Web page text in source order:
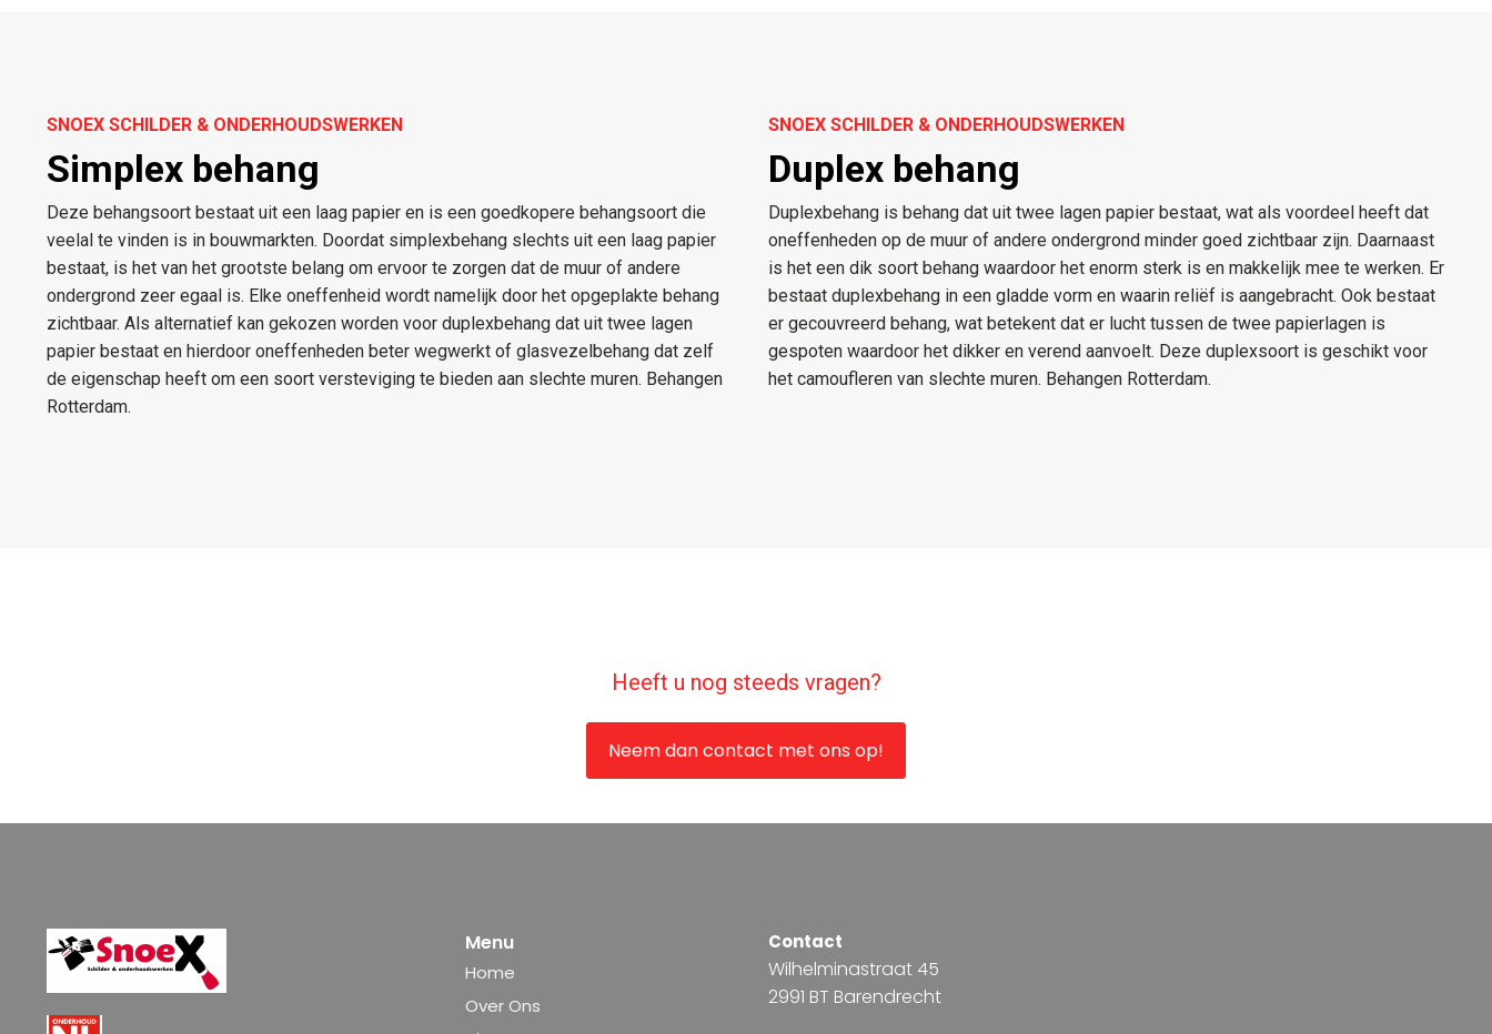
SNOEX SCHILDER & ONDERHOUDSWERKEN
Simplex behang
Deze behangsoort bestaat uit een laag papier en is een goedkopere behangsoort die
veelal te vinden is in bouwmarkten. Doordat simplexbehang slechts uit een laag papier
bestaat, is het van het grootste belang om ervoor te zorgen dat de muur of andere
ondergrond zeer egaal is. Elke oneffenheid wordt namelijk door het opgeplakte behang
zichtbaar. Als alternatief kan gekozen worden voor duplexbehang dat uit twee lagen
papier bestaat en hierdoor oneffenheden beter wegwerkt of glasvezelbehang dat zelf
de eigenschap heeft om een soort versteviging te bieden aan slechte muren. Behangen
Rotterdam.
SNOEX SCHILDER & ONDERHOUDSWERKEN
Duplex behang
Duplexbehang is behang dat uit twee lagen papier bestaat, wat als voordeel heeft dat
oneffenheden op de muur of andere ondergrond minder goed zichtbaar zijn. Daarnaast
is het een dik soort behang waardoor het enorm sterk is en makkelijk mee te werken. Er
bestaat duplexbehang in een gladde vorm en waarin reliëf is aangebracht. Ook bestaat
er gecouvreerd behang, wat betekent dat er lucht tussen de twee papierlagen is
gespoten waardoor het dikker en verend aanvoelt. Deze duplexsoort is geschikt voor
het camoufleren van slechte muren. Behangen Rotterdam.
Heeft u nog steeds vragen?
Neem dan contact met ons op!
Menu
Home
Over Ons
Contact
Wilhelminastraat 45
2991 BT Barendrecht